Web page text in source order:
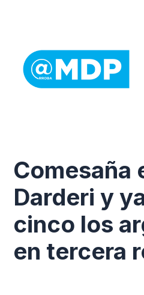
Comesaña
Darderi y
cinco los
en tercera